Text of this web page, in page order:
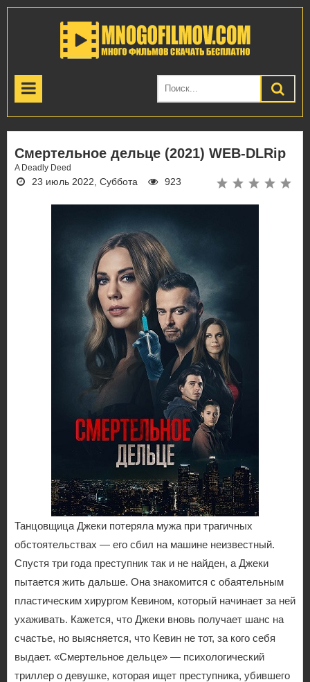
Смертельное дельце (2021) WEB-DLRip
A Deadly Deed
23 июль 2022, Суббота 923
Танцовщица Джеки потеряла мужа при трагичных
обстоятельствах — его сбил на машине неизвестный.
Спустя три года преступник так и не найден, а Джеки
пытается жить дальше. Она знакомится с обаятельным
пластическим хирургом Кевином, который начинает за ней
ухаживать. Кажется, что Джеки вновь получает шанс на
счастье, но выясняется, что Кевин не тот, за кого себя
выдает. «Смертельное дельце» — психологический
триллер о девушке, которая ищет преступника, убившего